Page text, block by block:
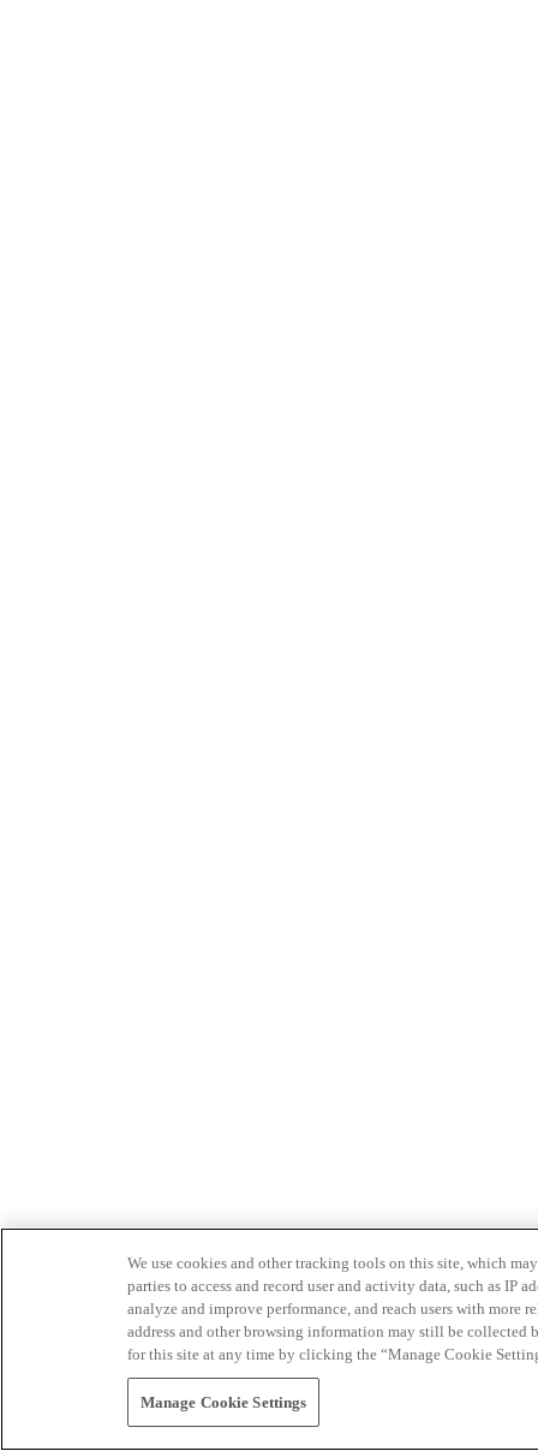
We use cookies and other tracking tools on this site, which
parties to access and record user and activity data, such as IP
analyze and improve performance, and reach users with
address and other browsing information may still be collected
for this site at any time by clicking the “Manage Cookie
Manage Cookie Settings